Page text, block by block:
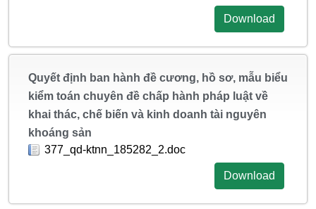
Download
Quyết định ban hành đề cương, hồ sơ, mẫu biểu
kiểm toán chuyên đề chấp hành pháp luật về
khai thác, chế biến và kinh doanh tài nguyên
khoáng sản
377_qd-ktnn_185282_2.doc
Download